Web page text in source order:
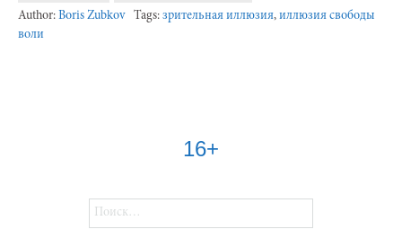
Author: Boris Zubkov Tags: зрительная иллюзия, иллюзия свободы
воли
16+
Найти: